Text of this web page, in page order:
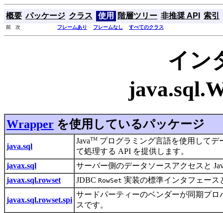
概要 パッケージ クラス 使用 階層ツリー 非推奨 API 索引
前 次 フレームあり フレームなし すべてのクラス
イン
Wrapper を使用しているパッケージ
java.sql
JavaTM プログラミング言語を使用して
て処理する API を提供します。
javax.sql
サーバー側のデータソースアクセスと
javax.sql.rowset
JDBC RowSet 実装の標準インタフェー
javax.sql.rowset.spi
サードパーティーのベンダーが同期プ
スです。